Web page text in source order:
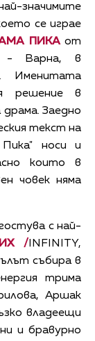
значимите
се играе
ПИКАот
- Варна, в
Именитата
решение в
Заедно
текст на
носи и
които в
човек няма
с най-
/ INFINITY,
събира в
трима
Аршак
владеещи
и бравурно